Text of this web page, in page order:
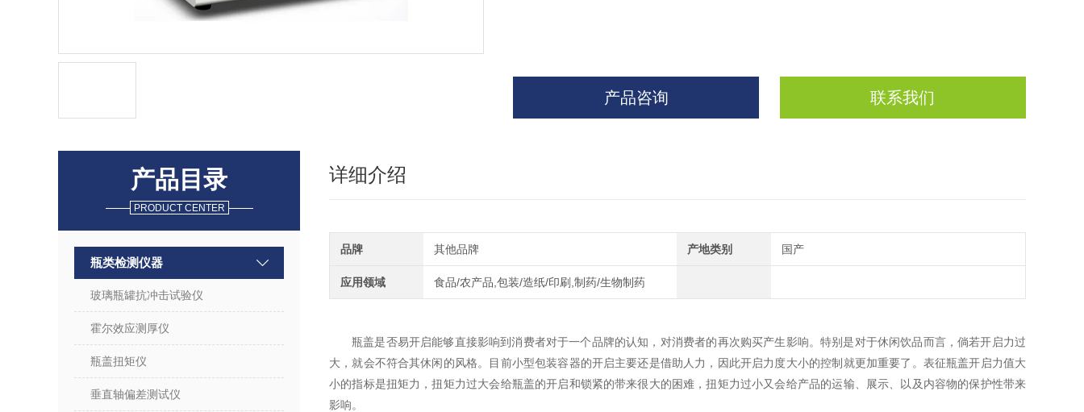
产品咨询 联系我们
产品目录
PRODUCT CENTER
瓶类检测仪器
玻璃瓶罐抗冲击试验仪
霍尔效应测厚仪
瓶盖扭矩仪
垂直轴偏差测试仪
详细介绍
品牌 其他品牌 产地类别 国产
应用领域 食品/农产品,包装/造纸/印刷,制药/生物制药
瓶盖是否易开启能够直接影响到消费者对于一个品牌的认知，对消费者的再次购买产生影响。特别是对于休闲饮品而言，倘若开启力过
大，就会不符合其休闲的风格。目前小型包装容器的开启主要还是借助人力，因此开启力度大小的控制就更加重要了。表征瓶盖开启力值大
小的指标是扭矩力，扭矩力过大会给瓶盖的开启和锁紧的带来很大的困难，扭矩力过小又会给产品的运输、展示、以及内容物的保护性带来
影响。